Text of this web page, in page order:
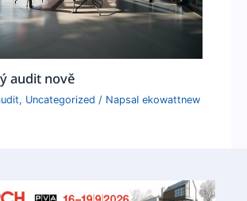
audit nově
, Uncategorized / Napsalekowattnew